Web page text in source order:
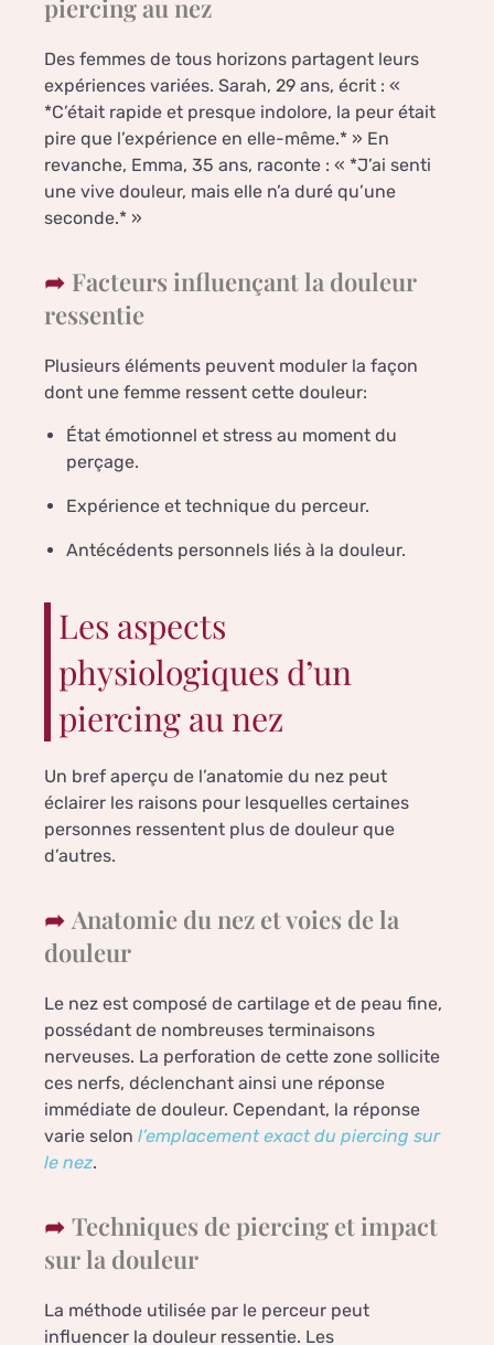
piercing au nez
Des femmes de tous horizons partagent leurs
expériences variées. Sarah, 29 ans, écrit : «
*C’était rapide et presque indolore, la peur était
pire que l’expérience en elle-même.* » En
revanche, Emma, 35 ans, raconte : « *J’ai senti
une vive douleur, mais elle n’a duré qu’une
seconde.* »
Facteurs influençant la douleur
ressentie
Plusieurs éléments peuvent moduler la façon
dont une femme ressent cette douleur:
État émotionnel et stress au moment du
perçage.
Expérience et technique du perceur.
Antécédents personnels liés à la douleur.
Les aspects
physiologiques d’un
piercing au nez
Un bref aperçu de l’anatomie du nez peut
éclairer les raisons pour lesquelles certaines
personnes ressentent plus de douleur que
d’autres.
Anatomie du nez et voies de la
douleur
Le nez est composé de cartilage et de peau fine,
possédant de nombreuses terminaisons
nerveuses. La perforation de cette zone sollicite
ces nerfs, déclenchant ainsi une réponse
immédiate de douleur. Cependant, la réponse
varie selon l’emplacement exact du piercing sur
le nez.
Techniques de piercing et impact
sur la douleur
La méthode utilisée par le perceur peut
influencer la douleur ressentie. Les